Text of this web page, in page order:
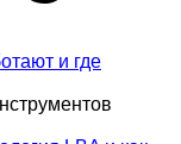
и где